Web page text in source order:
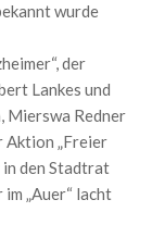
wurde
der
Lankes und
Mierswa Redner
Aktion „Freier
den Stadtrat
„Auer“ lacht